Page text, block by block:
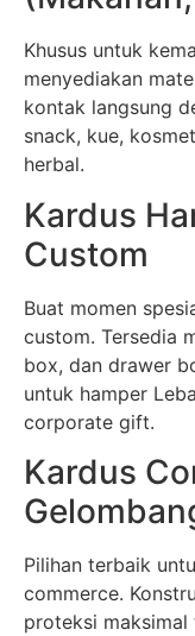
Khusus untuk
menyediakan
kontak langsung
snack, kue,
herbal.
Kardus
Custom
Buat momen
custom. Tersedia
box, dan drawer
untuk hamper
corporate gift.
Kardus
Pilihan terbaik
commerce.
proteksi